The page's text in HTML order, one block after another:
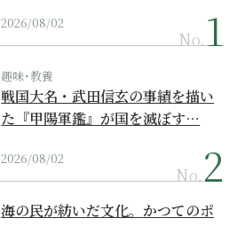
2026/08/02
No.
趣味･教養
戦国大名・武田信玄の事績を描い
た『甲陽軍鑑』が国を滅ぼす…
2026/08/02
No.
海の民が紡いだ文化。かつてのポ